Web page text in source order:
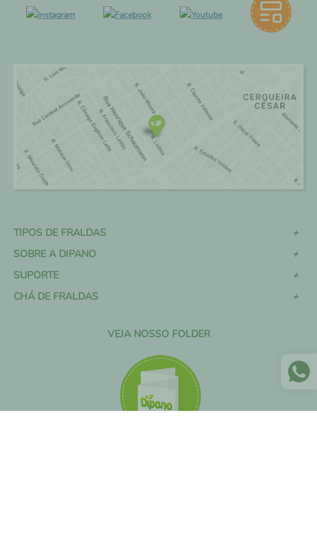
TIPOS DE FRALDAS
SOBRE A DIPANO
SUPORTE
CHÁ DE FRALDAS
VEJA NOSSO FOLDER